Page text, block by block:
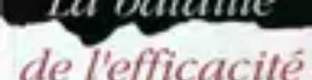
Système Irrigation
InstallationMaintenance Innovations en irrigationInstallation et
Entretien et Maintenance
Système Irrigation